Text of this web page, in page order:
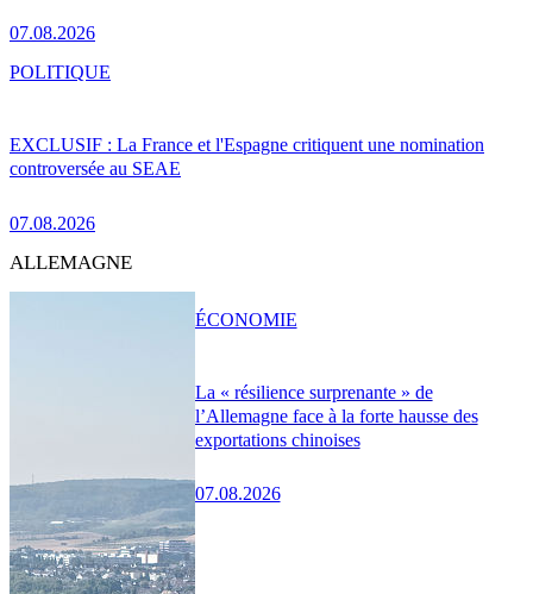
07.08.2026
EXCLUSIF : La France et l'Espagne critiquent une nomination
controversée au SEAE
07.08.2026
POLITIQUE
ALLEMAGNE
La « résilience surprenante » de
l’Allemagne face à la forte hausse des
exportations chinoises
07.08.2026
ÉCONOMIE